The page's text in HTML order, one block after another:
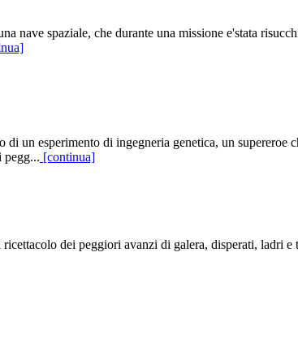
nave spaziale, che durante una missione e'stata
di un esperimento di ingegneria genetica, un
pegg... [continua]
dei peggiori avanzi di galera, disperati, ladri